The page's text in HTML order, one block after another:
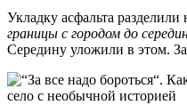
Укладку асфальта
границы с городом до
Середину уложили в этом.